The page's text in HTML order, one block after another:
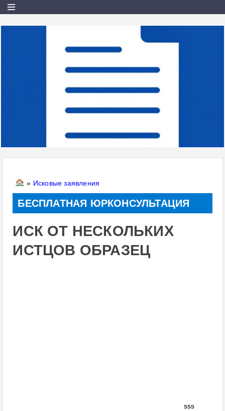
» Исковые заявления
БЕСПЛАТНАЯ ЮРКОНСУЛЬТАЦИЯ
ИСК ОТ НЕСКОЛЬКИХ
ИСТЦОВ ОБРАЗЕЦ
sss